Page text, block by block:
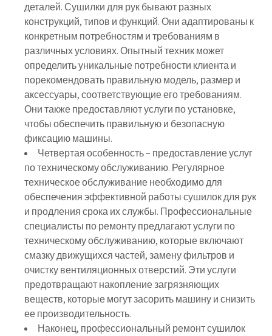
деталей. Сушилки для рук бывают разных
конструкций, типов и функций. Они адаптированы к
конкретным потребностям и требованиям в
различных условиях. Опытный техник может
определить уникальные потребности клиента и
порекомендовать правильную модель, размер и
аксессуары, соответствующие его требованиям.
Они также предоставляют услуги по установке,
чтобы обеспечить правильную и безопасную
фиксацию машины.
Четвертая особенность – предоставление услуг
по техническому обслуживанию. Регулярное
техническое обслуживание необходимо для
обеспечения эффективной работы сушилок для рук
и продления срока их службы. Профессиональные
специалисты по ремонту предлагают услуги по
техническому обслуживанию, которые включают
смазку движущихся частей, замену фильтров и
очистку вентиляционных отверстий. Эти услуги
предотвращают накопление загрязняющих
веществ, которые могут засорить машину и снизить
ее производительность.
Наконец, профессиональный ремонт сушилок